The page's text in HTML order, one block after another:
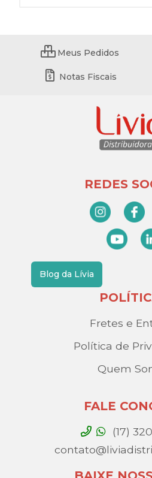
Meus Pedidos
Notas Fiscais
REDES
Blog da Lívia
Fretes e
Política de
Quem
FALE
(17)